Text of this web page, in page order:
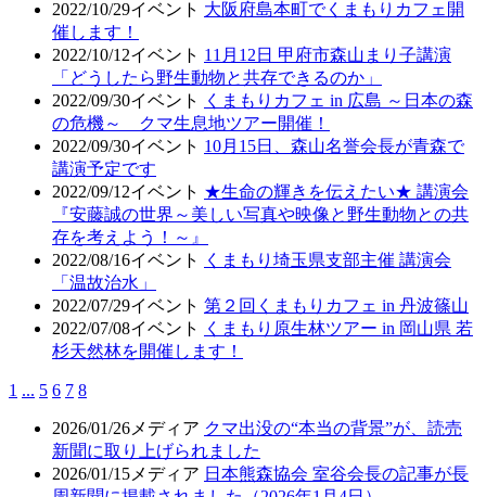
2022/10/29イベント 大阪府島本町でくまもりカフェ開
催します！
2022/10/12イベント 11月12日 甲府市森山まり子講演
「どうしたら野生動物と共存できるのか」
2022/09/30イベント
くまもりカフェ in 広島 ～日本の森
の危機～ クマ生息地ツアー開催！
2022/09/30イベント 10月15日、森山名誉会長が青森で
講演予定です
2022/09/12イベント ★生命の輝きを伝えたい★ 講演会
『安藤誠の世界～美しい写真や映像と野生動物との共
存を考えよう！～』
2022/08/16イベント
くまもり埼玉県支部主催 講演会
「温故治水」
2022/07/29イベント 第２回くまもりカフェ in 丹波篠山
2022/07/08イベント
くまもり原生林ツアー in 岡山県 若
杉天然林を開催します！
1 ... 5 6 7 8
2026/01/26 メディア クマ出没の“本当の背景”が、読売
新聞に取り上げられました
2026/01/15 メディア 日本熊森協会 室谷会長の記事が長